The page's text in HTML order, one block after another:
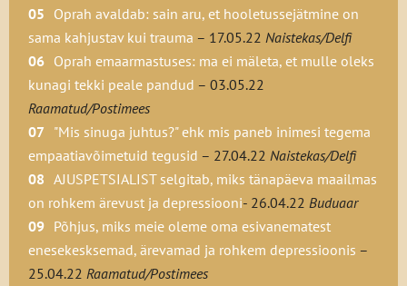
Oprah avaldab: sain aru, et hooletussejätmine on
sama kahjustav kui trauma – 17.05.22 Naistekas/Delfi
Oprah emaarmastuses: ma ei mäleta, et mulle oleks
kunagi tekki peale pandud – 03.05.22
Raamatud/Postimees
"Mis sinuga juhtus?" ehk mis paneb inimesi tegema
empaatiavõimetuid tegusid – 27.04.22 Naistekas/Delfi
AJUSPETSIALIST selgitab, miks tänapäeva maailmas
on rohkem ärevust ja depressiooni- 26.04.22 Buduaar
Põhjus, miks meie oleme oma esivanematest
enesekesksemad, ärevamad ja rohkem depressioonis –
25.04.22 Raamatud/Postimees